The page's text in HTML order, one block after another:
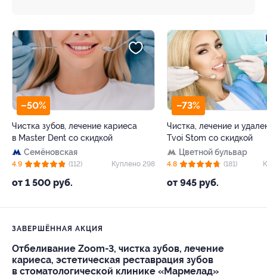
–50%
Чистка зубов, лечение кариеса
в Master Dent со скидкой
Семёновская
от 1 500 руб.
4.9 (112) Куплено 298
–73%
Чистка, лечение и
Tvoi Stom со скидкой
Цветной бульвар
от 945 руб.
4.8 (181)
ЗАВЕРШЁННАЯ АКЦИЯ
Отбеливание Zoom-3, чистка зубов, лечение
кариеса, эстетическая реставрация зубов
в стоматологической клинике «Мармелад»